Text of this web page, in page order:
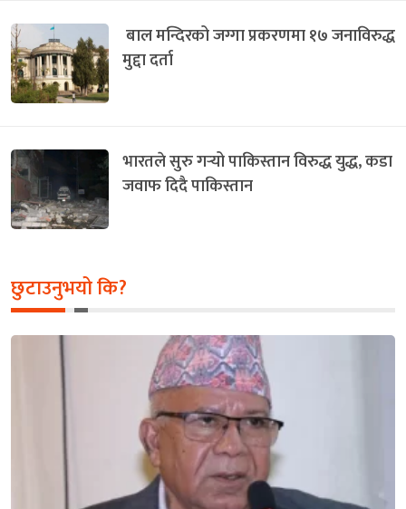
बाल मन्दिरको जग्गा प्रकरणमा १७ जनाविरुद्ध
मुद्दा दर्ता
भारतले सुरु गर्‍यो पाकिस्तान विरुद्ध युद्ध, कडा
जवाफ दिदै पाकिस्तान
छुटाउनुभयो कि?